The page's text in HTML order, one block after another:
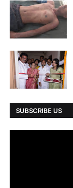
SUBSCRIBE US